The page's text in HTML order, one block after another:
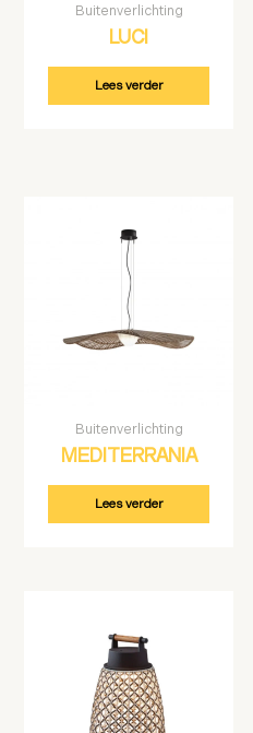
Buitenverlichting
LUCI
Lees verder
Buitenverlichting
MEDITERRANIA
Lees verder